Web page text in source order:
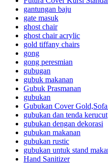
gantungan baju
gate masuk
ghost chair
ghost chair acrylic
gold tiffany chairs
gong
gong peresmian
gubugan
gubuk makanan
Gubuk Prasmanan
gubukan
Gubukan Cover
gubukan dan tenda kerucut
gubukan dengan dekorasi
gubukan makanan
gubukan rustic
gubukan untuk stand
Hand Sanitizer